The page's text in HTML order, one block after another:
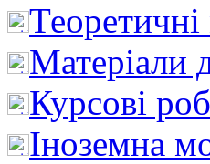
Теоретичні
Матеріали
Курсові
Іноземна